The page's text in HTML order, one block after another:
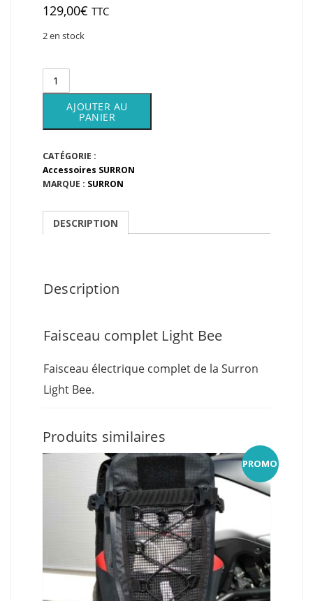
129,00€ TTC
2 en stock
Faisceau
complet
Light
AJOUTER AU
PANIER
CATÉGORIE :
Accessoires SURRON
MARQUE : SURRON
DESCRIPTION
Description
Faisceau complet Light Bee
Faisceau électrique complet de la Surron
Light Bee.
Produits similaires
PROMO